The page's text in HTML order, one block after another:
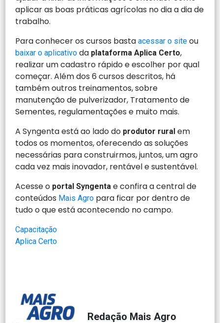
aplicar as boas práticas agrícolas no dia a dia de
trabalho.
Para conhecer os cursos bastaacessar o site ou
baixar o aplicativo da plataforma Aplica Certo,
realizar um cadastro rápido e escolher por qual
começar. Além dos 6 cursos descritos, há
também outros treinamentos, sobre
manutenção de pulverizador, Tratamento de
Sementes, regulamentações e muito mais.
A Syngenta está ao lado do produtor rural em
todos os momentos, oferecendo as soluções
necessárias para construirmos, juntos, um agro
cada vez mais inovador, rentável e sustentável.
Acesse o portal Syngenta e confira a central de
conteúdos Mais Agro para ficar por dentro de
tudo o que está acontecendo no campo.
Capacitação
Aplica Certo
Redação Mais Agro